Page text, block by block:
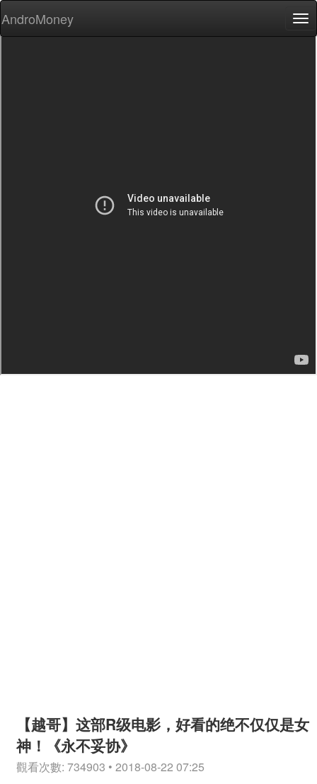
AndroMoney
【越哥】这部R级电影，好看的绝不仅仅是女
神！《永不妥协》
觀看次數: 734903 • 2018-08-22 07:25